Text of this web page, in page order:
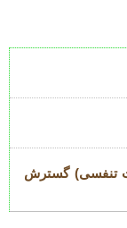
تنفسی) گسترش